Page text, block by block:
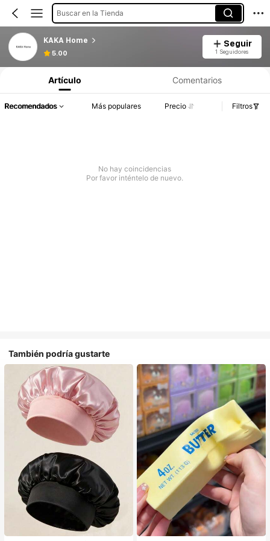
Buscar en la Tienda
KAKA Home
5.00
Seguir
1 Seguidores
Artículo Comentarios
Recomendados Más populares Precio Filtros
No hay coincidencias
Por favor inténtelo de nuevo.
También podría gustarte